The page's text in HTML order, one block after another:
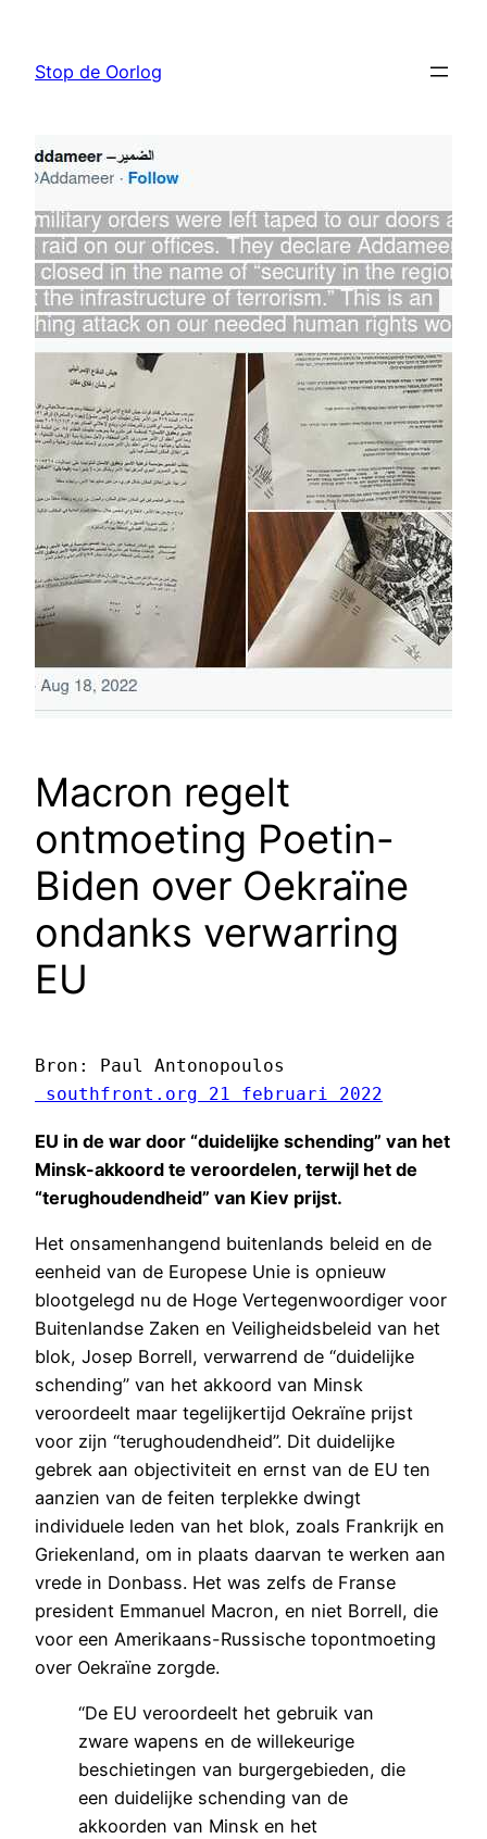
Stop de Oorlog
Macron regelt
ontmoeting Poetin-
Biden over Oekraïne
ondanks verwarring
EU
southfront.org 21 februari 2022
EU in de war door “duidelijke schending” van het
Minsk-akkoord te veroordelen, terwijl het de
“terughoudendheid” van Kiev prijst.
Het onsamenhangend buitenlands beleid en de
eenheid van de Europese Unie is opnieuw
blootgelegd nu de Hoge Vertegenwoordiger voor
Buitenlandse Zaken en Veiligheidsbeleid van het
blok, Josep Borrell, verwarrend de “duidelijke
schending” van het akkoord van Minsk
veroordeelt maar tegelijkertijd Oekraïne prijst
voor zijn “terughoudendheid”. Dit duidelijke
gebrek aan objectiviteit en ernst van de EU ten
aanzien van de feiten terplekke dwingt
individuele leden van het blok, zoals Frankrijk en
Griekenland, om in plaats daarvan te werken aan
vrede in Donbass. Het was zelfs de Franse
president Emmanuel Macron, en niet Borrell, die
voor een Amerikaans-Russische topontmoeting
over Oekraïne zorgde.
“De EU veroordeelt het gebruik van
zware wapens en de willekeurige
beschietingen van burgergebieden, die
een duidelijke schending van de
akkoorden van Minsk en het